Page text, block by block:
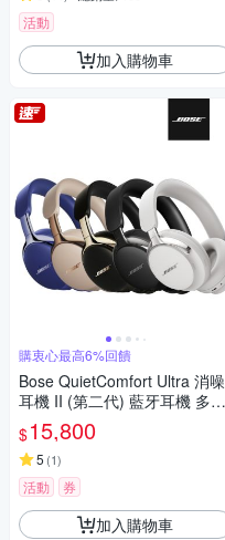
活動
加入購物車
購衷心最高6%回饋
Bose QuietComfort Ultra 消噪
耳機 II (第二代) 藍牙耳機 多色
選
$15,800
5 (1)
活動 券
加入購物車